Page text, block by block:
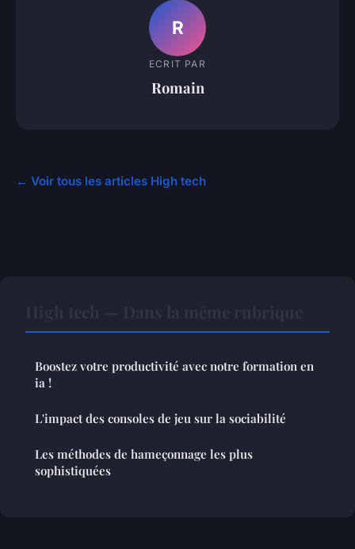
R
ECRIT PAR
Romain
← Voir tous les articles High tech
Boostez votre productivité avec notre formation en
ia !
L'impact des consoles de jeu sur la sociabilité
Les méthodes de hameçonnage les plus
sophistiquées